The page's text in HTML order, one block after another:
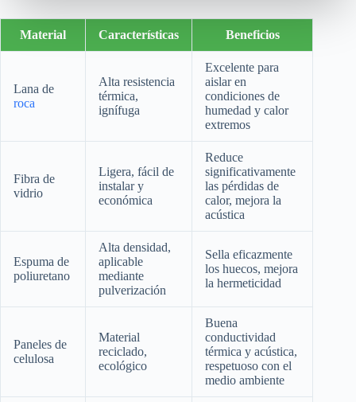
Material Características Beneficios
Lana de
roca
Alta resistencia
térmica,
ignífuga
Excelente para
aislar en
condiciones de
humedad y calor
extremos
Fibra de
vidrio
Ligera, fácil de
instalar y
económica
Reduce
significativamente
las pérdidas de
calor, mejora la
acústica
Espuma de
poliuretano
Alta densidad,
aplicable
mediante
pulverización
Sella eficazmente
los huecos, mejora
la hermeticidad
Paneles de
celulosa
Material
reciclado,
ecológico
Buena
conductividad
térmica y acústica,
respetuoso con el
medio ambiente